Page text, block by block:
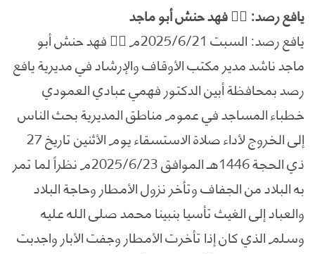
يافع رصد: ✍🏻 فهد حنش أبو ماجد
يافع رصد: السبت 2025/6/21م ✍🏻 فهد حنش أبو
ماجد ناشد مدير مكتب الأوقاف والإرشاد في مديرية يافع
رصد بمحافظة أبين الدكتور فهمي عبادي العمودي
خطباء المساجد في عموم مناطق المديرية بحث الناس
إلى الخروج لأداء صلاة الاستسقاء يوم الأثنين تاريخ 27
ذي الحجة 1446هـ الموافق 2025/6/23م نظراً لما تمر
به البلاد من الجفاف وتأخر نزول الأمطار وحاجة البلاد
والعباد إلى الغيث تأسيا بنبينا محمد صلى الله عليه
وسلم الذي كان إذا تأخرت الأمطار وجفت الأبار واجدبت